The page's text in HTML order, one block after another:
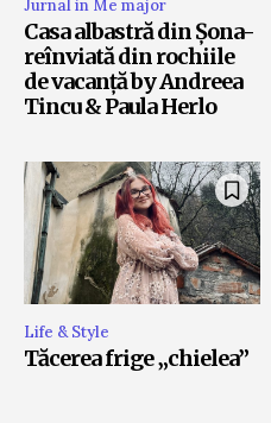
Jurnal in Me major
Casa albastră din Șona-
reînviată din rochiile
de vacanță by Andreea
Tincu & Paula Herlo
Life & Style
Tăcerea frige „chielea”